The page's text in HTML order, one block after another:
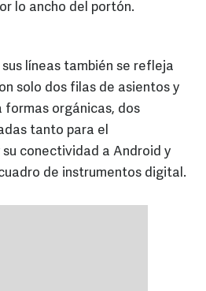
lo ancho del portón.
líneas también se refleja
solo dos filas de asientos y
formas orgánicas, dos
tanto para el
conectividad a Android y
de instrumentos digital.